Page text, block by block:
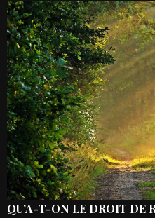
QU’A-T-ON LE DROIT DE